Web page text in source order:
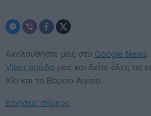
Ακολουθήστε μας στο Google News.
Viber ομάδα μας και δείτε όλες τις
Χίο και το Βόρειο Αιγαίο.
Ειδήσεις σήμερα